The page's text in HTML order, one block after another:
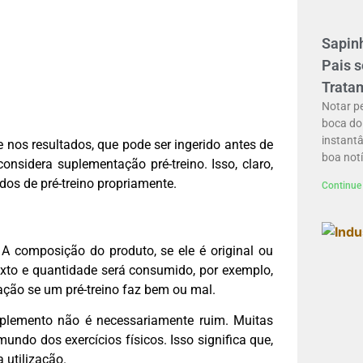
resultados, que pode ser ingerido antes de
suplementação pré-treino. Isso, claro,
de pré-treino propriamente.
composição do produto, se ele é original ou
e quantidade será consumido, por exemplo,
se um pré-treino faz bem ou mal.
não é necessariamente ruim. Muitas
dos exercícios físicos. Isso significa que,
utilização.
Pais
Notar
boca
boa